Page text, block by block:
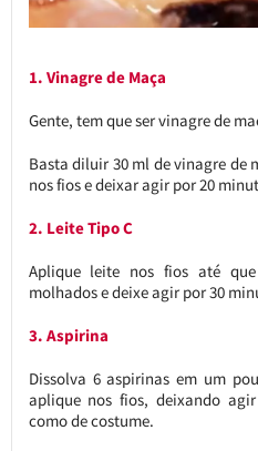
1. Vinagre de Maça
Gente, tem que ser vinagre de
Basta diluir 30 ml de vinagre de
nos fios e deixar agir por 20
2. Leite Tipo C
Aplique leite nos fios até
molhados e deixe agir por 30
3. Aspirina
Dissolva 6 aspirinas em um
aplique nos fios, deixando
como de costume.